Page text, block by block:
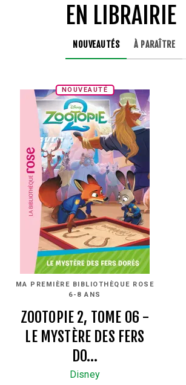
EN LIBRAIRIE
NOUVEAUTÉS À PARAÎTRE
NOUVEAUTÉ
MA PREMIÈRE BIBLIOTHÈQUE ROSE
6-8 ANS
ZOOTOPIE 2, TOME 06 -
LE MYSTÈRE DES FERS
DO…
Disney